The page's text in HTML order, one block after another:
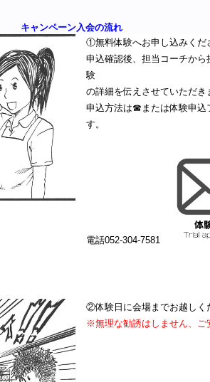
キャンペーン入会の流れ
①無料体験へお申し込みくだ
申込確認後、担当コーチか
験
の詳細を伝えさせていただき
申込方法は☎または体験申込
す。
電話052-304-7581
②体験日に会場までお越しく
※無理な勧誘はしません、ご